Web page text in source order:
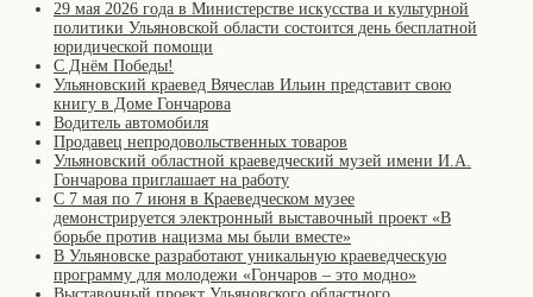
29 мая 2026 года в Министерстве искусства и культурной
политики Ульяновской области состоится день бесплатной
юридической помощи
С Днём Победы!
Ульяновский краевед Вячеслав Ильин представит свою
книгу в Доме Гончарова
Водитель автомобиля
Продавец непродовольственных товаров
Ульяновский областной краеведческий музей имени И.А.
Гончарова приглашает на работу
С 7 мая по 7 июня в Краеведческом музее
демонстрируется электронный выставочный проект «В
борьбе против нацизма мы были вместе»
В Ульяновске разработают уникальную краеведческую
программу для молодежи «Гончаров – это модно»